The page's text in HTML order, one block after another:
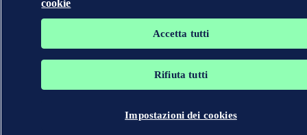
cookie
Accetta tutti
Rifiuta tutti
Impostazioni dei cookies